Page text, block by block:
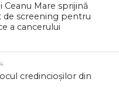
Ceanu Mare sprijină
screening pentru
a cancerului
credincioșilor din